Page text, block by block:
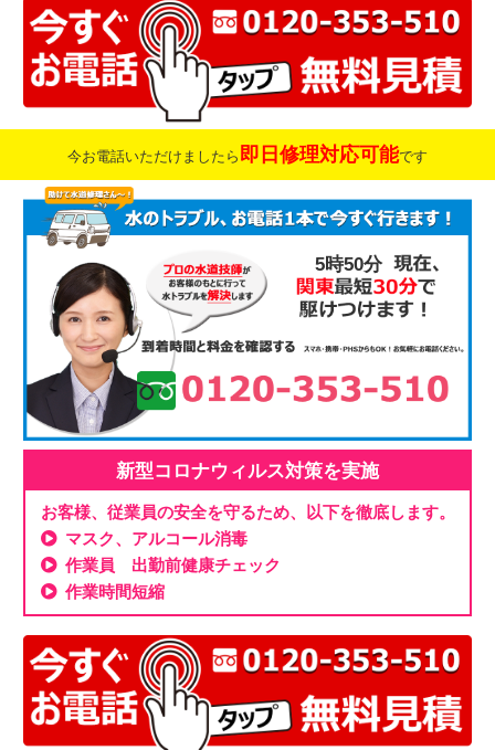
今お電話いただけましたら 即日修理対応可能です
5時50分
新型コロナウィルス対策を実施
お客様、従業員の安全を守るため、以下を徹底します。
マスク、アルコール消毒
作業員 出勤前健康チェック
作業時間短縮